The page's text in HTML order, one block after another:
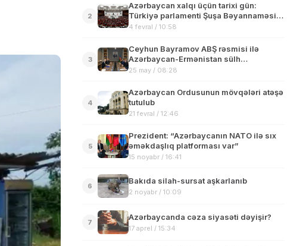
2
Azərbaycan xalqı üçün tarixi gün:
Türkiyə parlamenti Şuşa Bəyannaməsini
təsdiqlədi
4 fevral / 10:58
3
Ceyhun Bayramov ABŞ rəsmisi ilə
Azərbaycan-Ermənistan sülh
danışıqlarının cari vəziyyətini müzakirə
25 may / 08:28
4
Azərbaycan Ordusunun mövqələri atəşə
tutulub
21 fevral / 12:46
5
Prezident: “Azərbaycanın NATO ilə sıx
əməkdaşlıq platforması var”
15 noyabr / 16:41
6
Bakıda silah-sursat aşkarlanıb
2 noyabr / 10:09
7
Azərbaycanda cəza siyasəti dəyişir?
17 aprel / 15:34